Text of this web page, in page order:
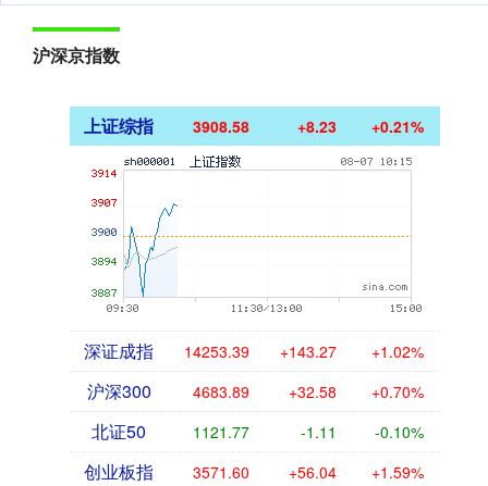
沪深京指数
上证综指 3908.58 +8.23 +0.21%
深证成指 14253.39 +143.27 +1.02%
沪深300 4683.89 +32.58 +0.70%
北证50 1121.77 -1.11 -0.10%
创业板指 3571.60 +56.04 +1.59%